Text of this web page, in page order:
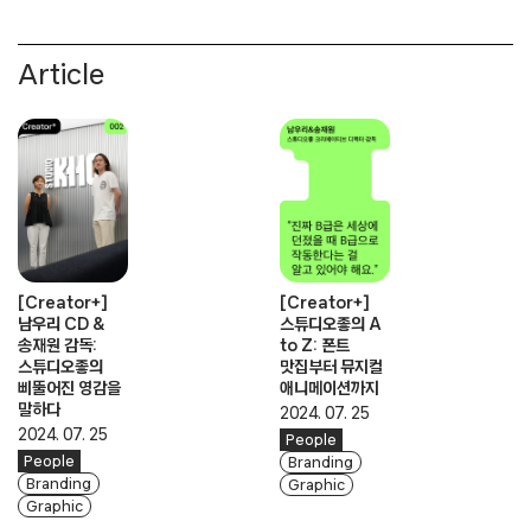
Article
[Creator+]
남우리 CD &
송재원 감독:
스튜디오좋의
삐뚤어진 영감을
말하다
2024. 07. 25
People
Branding
Graphic
[Creator+]
스튜디오좋의 A
to Z: 폰트
맛집부터 뮤지컬
애니메이션까지
2024. 07. 25
People
Branding
Graphic